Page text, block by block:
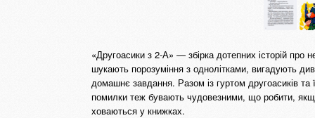
«Другоасики з 2-А» — збірка дотепних історій про
шукають порозуміння з однолітками, вигадують
домашнє завдання. Разом із гуртом другоасиків
помилки теж бувають чудовезними, що робити,
ховаються у книжках.